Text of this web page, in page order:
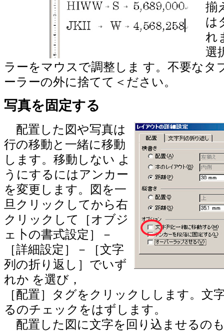
揃
は
れ
選
ラーをマウスで調整しま す。不要なタ
ーラーの外に捨てて＜ださい。
写真を固定する
配置した図や写真は
行の移動と一緒に移動
します。移動しない よ
うにするにはアンカー
を変更します。図を一
旦クリックしてから右
クリックして［オブジ
ェ卜の書式設定］－
［詳細設定］－［文字
列の折り返し］でいず
れか を選び，
［配置］タグをクリックしします。文
るのチェックをはずします。
配置した図に文字を回り込ませるの